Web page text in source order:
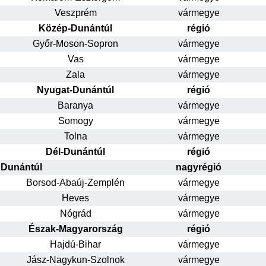
Veszprém
vármegye
Közép-Dunántúl
régió
Győr-Moson-Sopron
vármegye
Vas
vármegye
Zala
vármegye
Nyugat-Dunántúl
régió
Baranya
vármegye
Somogy
vármegye
Tolna
vármegye
Dél-Dunántúl
régió
Dunántúl
nagyrégió
Borsod-Abaúj-Zemplén
vármegye
Heves
vármegye
Nógrád
vármegye
Észak-Magyarország
régió
Hajdú-Bihar
vármegye
Jász-Nagykun-Szolnok
vármegye